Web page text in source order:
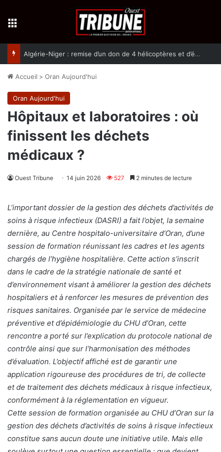
Algérie-Niger : remise d’un don de 4 hélicoptères et d’équipement militaires à l’armée nigérienne
Accueil > Oran Aujourd'hui
Oran Aujourd'hui
Hôpitaux et laboratoires : où
finissent les déchets
médicaux ?
Ouest Tribune 14 juin 2026 527 2 minutes de lecture
L’important dossier de la gestion des déchets d’activités de
soins à risque infectieux (DASRI) a fait l’objet, la semaine
dernière, au Centre hospitalo-universitaire d’Oran, d’une
session de formation réunissant les cadres et les agents
chargés de l’hygiène hospitalière. Cette action s’inscrit
dans le cadre de la stratégie nationale de santé et
d’environnement visant à améliorer la gestion des déchets
hospitaliers et à renforcer les mesures de prévention des
risques sanitaires. Organisée par le service de médecine
préventive et d’épidémiologie du CHU d’Oran, cette
rencontre a porté sur l’explication du protocole national de
contrôle ainsi que sur l’harmonisation des méthodes
d’évaluation. L’objectif affiché est de garantir une
application rigoureuse des procédures de tri, de collecte
et de traitement des déchets médicaux à risque infectieux,
conformément à la réglementation en vigueur.
Cette session de formation organisée au CHU d’Oran sur la
gestion des déchets d’activités de soins à risque infectieux
constitue sans aucun doute une initiative utile. Mais elle